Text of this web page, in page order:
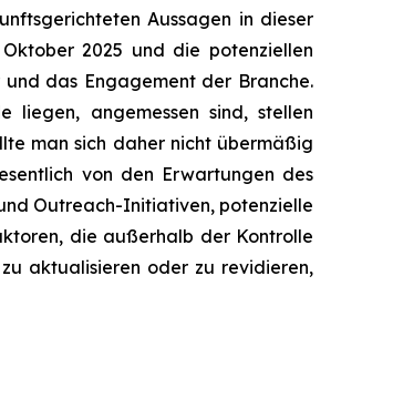
Aussagen in dieser
2025 und die potenziellen
das Engagement der Branche.
liegen, angemessen sind, stellen
man sich daher nicht übermäßig
von den Erwartungen des
Outreach-Initiativen, potenzielle
die außerhalb der Kontrolle
aktualisieren oder zu revidieren,